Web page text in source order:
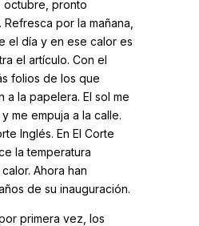
octubre, pronto
por la mañana,
el día y en ese calor es
el artículo. Con el
folios de los que
a la papelera. El sol me
me empuja a la calle.
Inglés. En El Corte
la temperatura
Ahora han
de su inauguración.
primera vez, los